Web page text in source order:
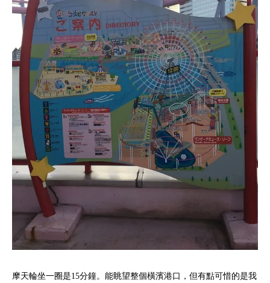
摩天輪坐一圈是15分鐘。能眺望整個橫濱港口，但有點可惜的是我